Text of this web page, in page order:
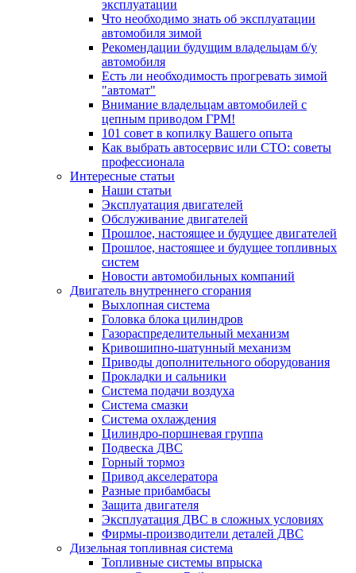
эксплуатации
Что необходимо знать об эксплуатации
автомобиля зимой
Рекомендации будущим владельцам б/у
автомобиля
Есть ли необходимость прогревать зимой
"автомат"
Внимание владельцам автомобилей с
цепным приводом ГРМ!
101 совет в копилку Вашего опыта
Как выбрать автосервис или СТО: советы
профессионала
Интересные статьи
Наши статьи
Эксплуатация двигателей
Обслуживание двигателей
Прошлое, настоящее и будущее двигателей
Прошлое, настоящее и будущее топливных
систем
Новости автомобильных компаний
Двигатель внутреннего сгорания
Выхлопная система
Головка блока цилиндров
Газораспределительный механизм
Кривошипно-шатунный механизм
Приводы дополнительного оборудования
Прокладки и сальники
Система подачи воздуха
Система смазки
Система охлаждения
Цилиндро-поршневая группа
Подвеска ДВС
Горный тормоз
Привод акселератора
Разные прибамбасы
Защита двигателя
Эксплуатация ДВС в сложных условиях
Фирмы-производители деталей ДВС
Дизельная топливная система
Топливные системы впрыска